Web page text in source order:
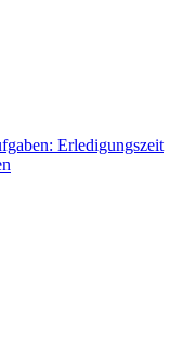
Erledigungszeit